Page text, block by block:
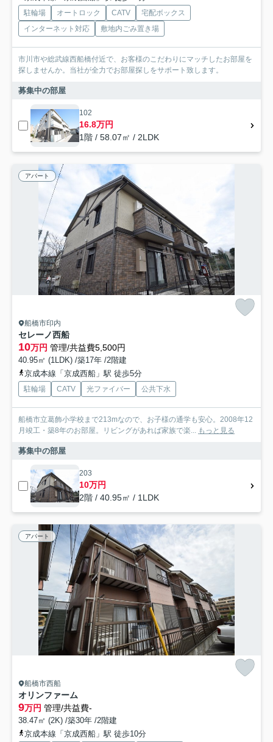
駐輪場 オートロック CATV
宅配ボックス
インターネット対応
敷地内ごみ置き場
市川市や総武線西船橋付近で、お客様のこだわりにマッチしたお部屋を
探しませんか。当社が全力でお部屋探しをサポート致します。
募集中の部屋
102
16.8万円
1階 / 58.07㎡ / 2LDK
アパート
船橋市印内
セレーノ西船
10万円 管理/共益費5,500円
40.95㎡ (1LDK) /築17年 /2階建
京成本線「京成西船」駅 徒歩5分
駐輪場 CATV 光ファイバー 公共下水
船橋市立葛飾小学校まで213mなので、お子様の通学も安心。2008年12
月竣工・築8年のお部屋。リビングがあれば家族で楽... もっと見る
募集中の部屋
203
10万円
2階 / 40.95㎡ / 1LDK
アパート
船橋市西船
オリンファーム
9万円 管理/共益費-
38.47㎡ (2K) /築30年 /2階建
京成本線「京成西船」駅 徒歩10分